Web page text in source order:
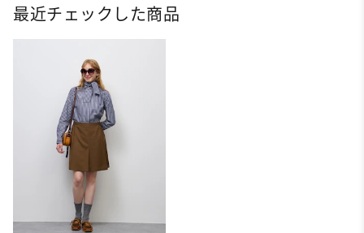
最近チェックした商品